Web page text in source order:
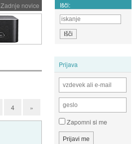
Zadnje novice Išči:
Prijava
Zapomni si me
4 »